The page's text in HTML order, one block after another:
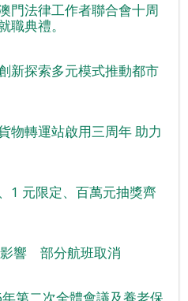
門法律工作者聯合會十周
職典禮。
新探索多元模式推動都市
物轉運站啟用三周年 助力
1 元限定、百萬元抽獎齊
影響 部分航班取消